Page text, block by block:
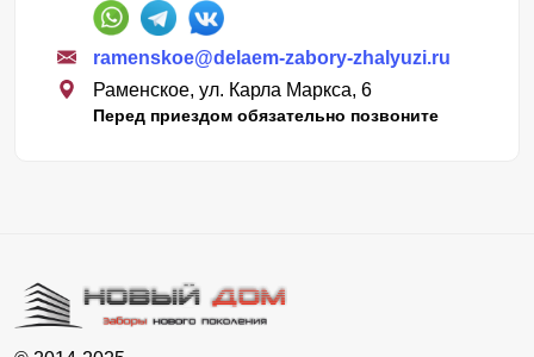
ramenskoe@delaem-zabory-zhalyuzi.ru
Раменское, ул. Карла Маркса, 6
Перед приездом обязательно позвоните